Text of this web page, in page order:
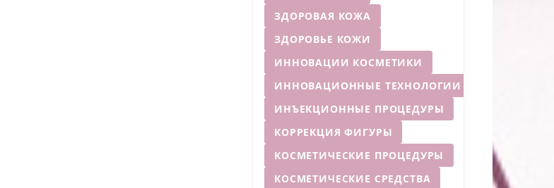
ЗДОРОВАЯ КОЖА
ЗДОРОВЬЕ КОЖИ
ИННОВАЦИИ КОСМЕТИКИ
ИННОВАЦИОННЫЕ ТЕХНОЛОГИИ
ИНЪЕКЦИОННЫЕ ПРОЦЕДУРЫ
КОРРЕКЦИЯ ФИГУРЫ
КОСМЕТИЧЕСКИЕ ПРОЦЕДУРЫ
КОСМЕТИЧЕСКИЕ СРЕДСТВА